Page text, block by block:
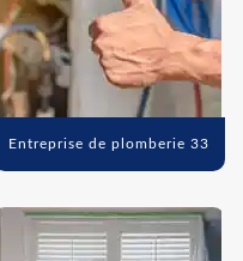
Entreprise de plomberie 33